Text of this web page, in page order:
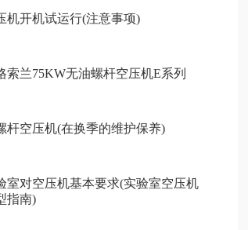
机开机试运行(注意事项)
索兰75KW无油螺杆空压机E系列
杆空压机(在换季的维护保养)
室对空压机基本要求(实验室空压机
指南)